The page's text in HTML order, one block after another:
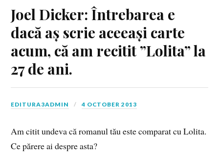
Joel Dicker: Întrebarea e
dacă aș scrie aceeași carte
acum, că am recitit ”Lolita” la
27 de ani.
EDITURA3ADMIN 4 OCTOBER 2013
Am citit undeva că romanul tău este comparat cu Lolita.
Ce părere ai despre asta?